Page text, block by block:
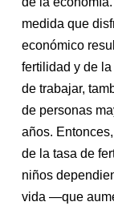
medida que
económico
fertilidad y de
de trabajar,
de personas
años.
de la tasa de
niños
vida —que